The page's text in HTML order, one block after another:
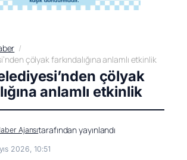
çölyak farkındalığına anlamlı etkinlik
çölyak
anlamlı etkinlik
Ajansıtarafından yayınlandı
2026, 10:51